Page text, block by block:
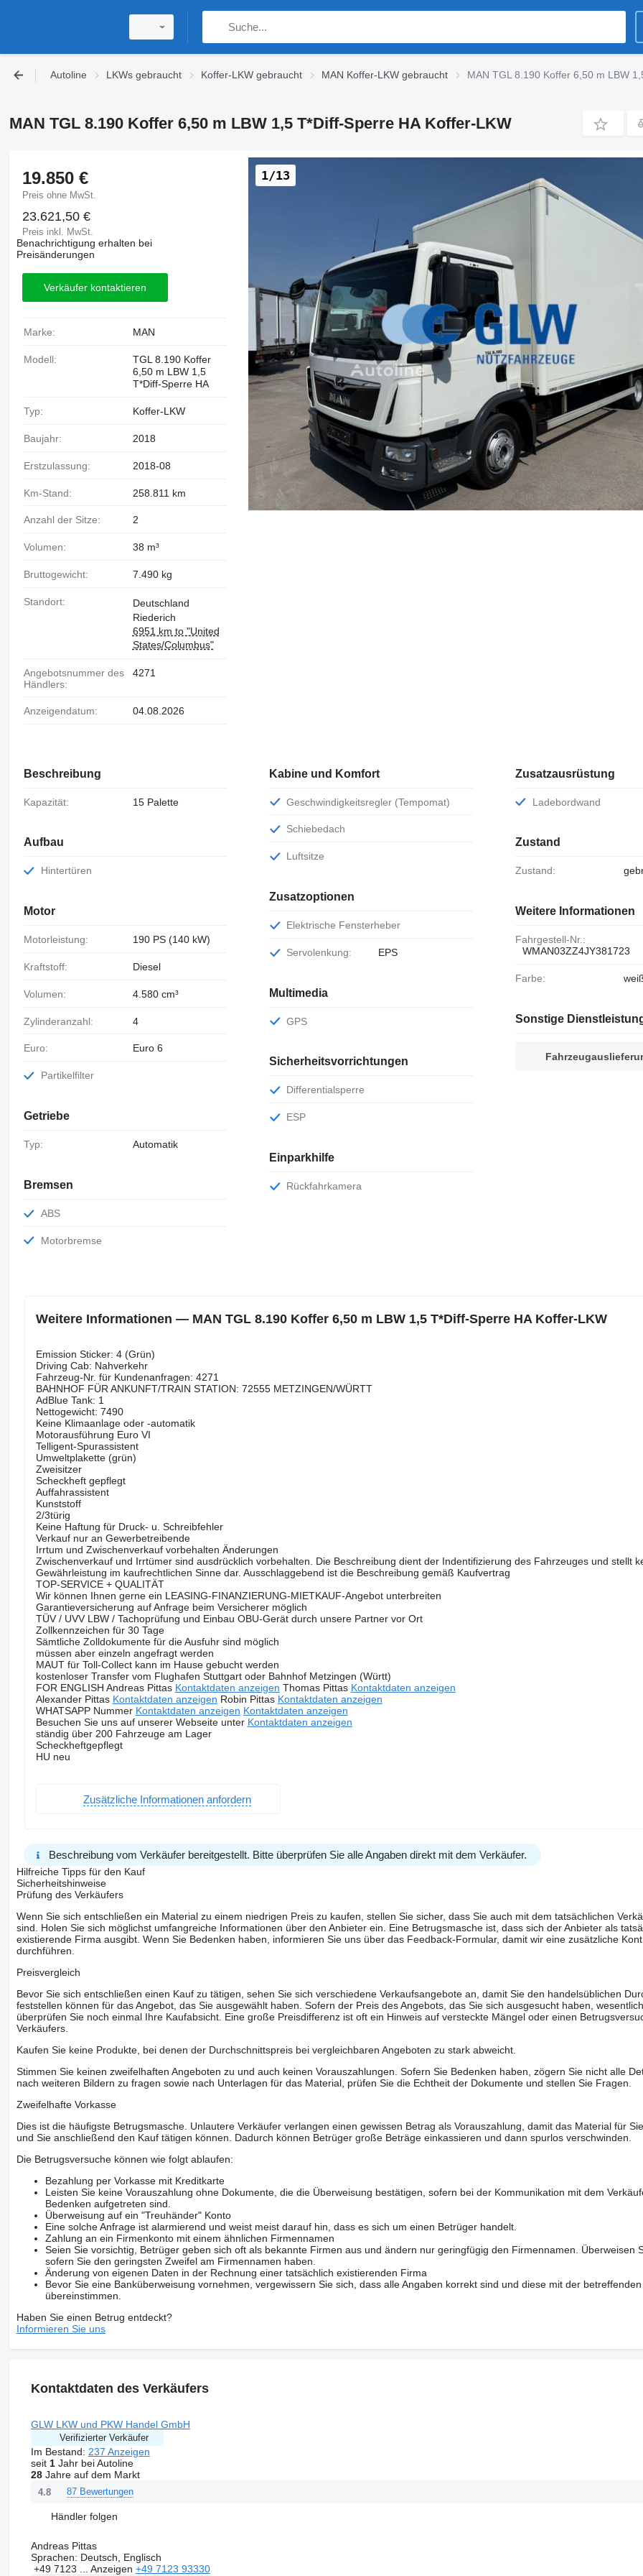
Autoline LKWs gebraucht Koffer-LKW gebraucht MAN Koffer-LKW gebraucht MAN TGL 8.190 Koffer 6,50 m LBW
MAN TGL 8.190 Koffer 6,50 m LBW 1,5 T*Diff-Sperre HA Koffer-LKW
1/13
19.850 €
Preis ohne MwSt.
23.621,50 €
Preis inkl. MwSt.
Benachrichtigung erhalten bei
Preisänderungen
Verkäufer kontaktieren
Marke: MAN
Modell:
TGL 8.190 Koffer
6,50 m LBW 1,5
T*Diff-Sperre HA
Typ: Koffer-LKW
Baujahr: 2018
Erstzulassung: 2018-08
Km-Stand: 258.811 km
Anzahl der Sitze: 2
Volumen: 38 m³
Bruttogewicht: 7.490 kg
Standort:
Deutschland
Riederich
6951 km to "United
States/Columbus"
Angebotsnummer des
Händlers:
4271
Anzeigendatum: 04.08.2026
Beschreibung
Kapazität: 15 Palette
Aufbau
Hintertüren
Motor
Motorleistung: 190 PS (140 kW)
Kraftstoff: Diesel
Volumen: 4.580 cm³
Zylinderanzahl: 4
Euro: Euro 6
Partikelfilter
Getriebe
Typ: Automatik
Bremsen
ABS
Motorbremse
Kabine und Komfort
Geschwindigkeitsregler (Tempomat)
Schiebedach
Luftsitze
Zusatzoptionen
Elektrische Fensterheber
Servolenkung: EPS
Multimedia
GPS
Sicherheitsvorrichtungen
Differentialsperre
ESP
Einparkhilfe
Rückfahrkamera
Zusatzausrüstung
Ladebordwand
Zustand
Zustand:
Weitere Informationen
Fahrgestell-Nr.:
WMAN03ZZ4JY381723
Farbe:
Sonstige
Weitere Informationen — MAN TGL 8.190 Koffer 6,50 m LBW 1,5 T*Diff-Sperre HA Koffer-LKW
Emission Sticker: 4 (Grün)
Driving Cab: Nahverkehr
Fahrzeug-Nr. für Kundenanfragen: 4271
BAHNHOF FÜR ANKUNFT/TRAIN STATION: 72555 METZINGEN/WÜRTT
AdBlue Tank: 1
Nettogewicht: 7490
Keine Klimaanlage oder -automatik
Motorausführung Euro VI
Telligent-Spurassistent
Umweltplakette (grün)
Zweisitzer
Scheckheft gepflegt
Auffahrassistent
Kunststoff
2/3türig
Keine Haftung für Druck- u. Schreibfehler
Verkauf nur an Gewerbetreibende
Irrtum und Zwischenverkauf vorbehalten Änderungen
Zwischenverkauf und Irrtümer sind ausdrücklich vorbehalten. Die Beschreibung dient der Indentifizierung des Fahrzeuges und stellt
Gewährleistung im kaufrechtlichen Sinne dar. Ausschlaggebend ist die Beschreibung gemäß Kaufvertrag
TOP-SERVICE + QUALITÄT
Wir können Ihnen gerne ein LEASING-FINANZIERUNG-MIETKAUF-Angebot unterbreiten
Garantieversicherung auf Anfrage beim Versicherer möglich
TÜV / UVV LBW / Tachoprüfung und Einbau OBU-Gerät durch unsere Partner vor Ort
Zollkennzeichen für 30 Tage
Sämtliche Zolldokumente für die Ausfuhr sind möglich
müssen aber einzeln angefragt werden
MAUT für Toll-Collect kann im Hause gebucht werden
kostenloser Transfer vom Flughafen Stuttgart oder Bahnhof Metzingen (Württ)
FOR ENGLISH Andreas Pittas Kontaktdaten anzeigen Thomas Pittas Kontaktdaten anzeigen
Alexander Pittas Kontaktdaten anzeigen Robin Pittas Kontaktdaten anzeigen
WHATSAPP Nummer Kontaktdaten anzeigen Kontaktdaten anzeigen
Besuchen Sie uns auf unserer Webseite unter Kontaktdaten anzeigen
ständig über 200 Fahrzeuge am Lager
Scheckheftgepflegt
HU neu
Zusätzliche Informationen anfordern
Beschreibung vom Verkäufer bereitgestellt. Bitte überprüfen Sie alle Angaben direkt mit dem Verkäufer.
Hilfreiche Tipps für den Kauf
Sicherheitshinweise
Prüfung des Verkäufers
Wenn Sie sich entschließen ein Material zu einem niedrigen Preis zu kaufen, stellen Sie sicher, dass Sie auch mit dem tatsächlichen
sind. Holen Sie sich möglichst umfangreiche Informationen über den Anbieter ein. Eine Betrugsmasche ist, dass sich der Anbieter als
existierende Firma ausgibt. Wenn Sie Bedenken haben, informieren Sie uns über das Feedback-Formular, damit wir eine zusätzliche
durchführen.
Preisvergleich
Bevor Sie sich entschließen einen Kauf zu tätigen, sehen Sie sich verschiedene Verkaufsangebote an, damit Sie den handelsüblichen
feststellen können für das Angebot, das Sie ausgewählt haben. Sofern der Preis des Angebots, das Sie sich ausgesucht haben,
überprüfen Sie noch einmal Ihre Kaufabsicht. Eine große Preisdifferenz ist oft ein Hinweis auf versteckte Mängel oder einen
Verkäufers.
Kaufen Sie keine Produkte, bei denen der Durchschnittspreis bei vergleichbaren Angeboten zu stark abweicht.
Stimmen Sie keinen zweifelhaften Angeboten zu und auch keinen Vorauszahlungen. Sofern Sie Bedenken haben, zögern Sie nicht alle
nach weiteren Bildern zu fragen sowie nach Unterlagen für das Material, prüfen Sie die Echtheit der Dokumente und stellen Sie Fragen.
Zweifelhafte Vorkasse
Dies ist die häufigste Betrugsmasche. Unlautere Verkäufer verlangen einen gewissen Betrag als Vorauszahlung, damit das Material für
und Sie anschließend den Kauf tätigen können. Dadurch können Betrüger große Beträge einkassieren und dann spurlos verschwinden.
Die Betrugsversuche können wie folgt ablaufen:
Bezahlung per Vorkasse mit Kreditkarte
Leisten Sie keine Vorauszahlung ohne Dokumente, die die Überweisung bestätigen, sofern bei der Kommunikation mit dem
Bedenken aufgetreten sind.
Überweisung auf ein "Treuhänder" Konto
Eine solche Anfrage ist alarmierend und weist meist darauf hin, dass es sich um einen Betrüger handelt.
Zahlung an ein Firmenkonto mit einem ähnlichen Firmennamen
Seien Sie vorsichtig, Betrüger geben sich oft als bekannte Firmen aus und ändern nur geringfügig den Firmennamen. Überweisen
sofern Sie den geringsten Zweifel am Firmennamen haben.
Änderung von eigenen Daten in der Rechnung einer tatsächlich existierenden Firma
Bevor Sie eine Banküberweisung vornehmen, vergewissern Sie sich, dass alle Angaben korrekt sind und diese mit der
übereinstimmen.
Haben Sie einen Betrug entdeckt?
Informieren Sie uns
Kontaktdaten des Verkäufers
GLW LKW und PKW Handel GmbH
Verifizierter Verkäufer
Im Bestand: 237 Anzeigen
seit 1Jahr bei Autoline
28Jahre auf dem Markt
4.8 87 Bewertungen
Händler folgen
Andreas Pittas
Sprachen: Deutsch, Englisch
+49 7123 ... Anzeigen +49 7123 93330